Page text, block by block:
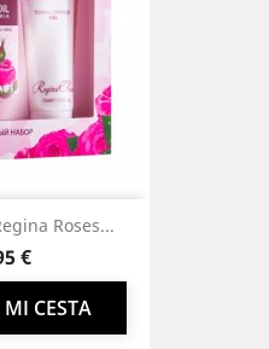
Roses...
€
CESTA